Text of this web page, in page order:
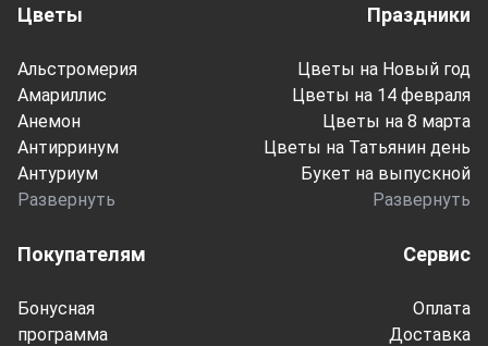
Покупателям
Бонусная
программа
Сервис
Оплата
Доставка
Цветы
Альстромерия
Амариллис
Анемон
Антирринум
Антуриум
Развернуть
Праздники
Цветы на Новый год
Цветы на 14 февраля
Цветы на 8 марта
Цветы на Татьянин день
Букет на выпускной
Развернуть